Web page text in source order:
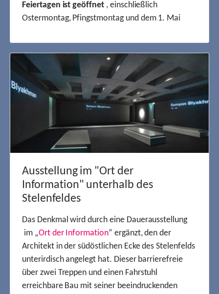
Ausstellung im "Ort der
Information" unterhalb des
Stelenfeldes
Das Denkmal wird durch eine Dauerausstellung
im „Ort der Information“ ergänzt, den der
Architekt in der südöstlichen Ecke des Stelenfelds
unterirdisch angelegt hat. Dieser barrierefreie
über zwei Treppen und einen Fahrstuhl
erreichbare Bau mit seiner beeindruckenden
Feiertagen ist geöffnet, einschließlich
Ostermontag, Pfingstmontag und dem 1. Mai